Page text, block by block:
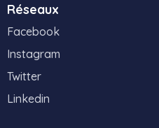
Réseaux
Facebook
Instagram
Twitter
Linkedin